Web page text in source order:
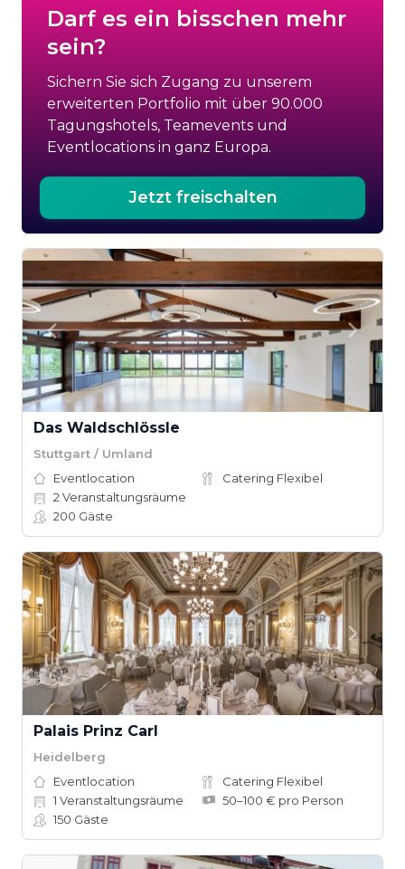
Darf es ein bisschen mehr
sein?
Sichern Sie sich Zugang zu unserem
erweiterten Portfolio mit über 90.000
Tagungshotels, Teamevents und
Eventlocations in ganz Europa.
Jetzt freischalten
Das Waldschlössle
Stuttgart / Umland
Eventlocation
Catering Flexibel
2 Veranstaltungsräume
200 Gäste
Palais Prinz Carl
Heidelberg
Eventlocation
Catering Flexibel
1 Veranstaltungsräume
50–100 € pro Person
150 Gäste